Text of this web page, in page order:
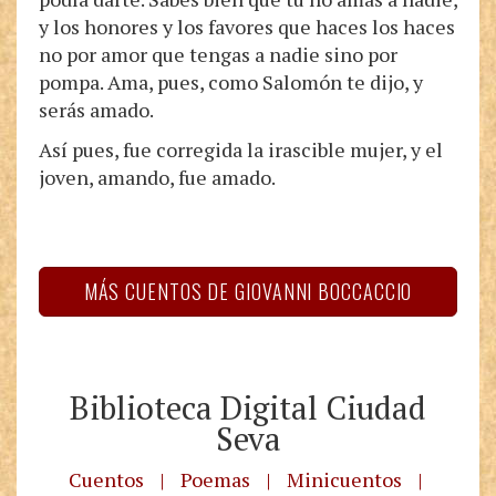
y los honores y los favores que haces los haces
no por amor que tengas a nadie sino por
pompa. Ama, pues, como Salomón te dijo, y
serás amado.
Así pues, fue corregida la irascible mujer, y el
joven, amando, fue amado.
MÁS CUENTOS DE GIOVANNI BOCCACCIO
Biblioteca Digital Ciudad
Seva
Cuentos | Poemas | Minicuentos
|